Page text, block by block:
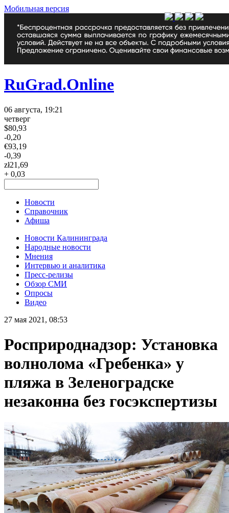
Мобильная версия
RuGrad.Online
06 августа, 19:21
четверг
$80,93
-0,20
€93,19
-0,39
zł21,69
+ 0,03
Новости
Справочник
Афиша
Новости Калининграда
Народные новости
Мнения
Интервью и аналитика
Пресс-релизы
Обзор СМИ
Опросы
Видео
27 мая 2021, 08:53
Росприроднадзор: Установка
волнолома «Гребенка» у
пляжа в Зеленоградске
незаконна без госэкспертизы